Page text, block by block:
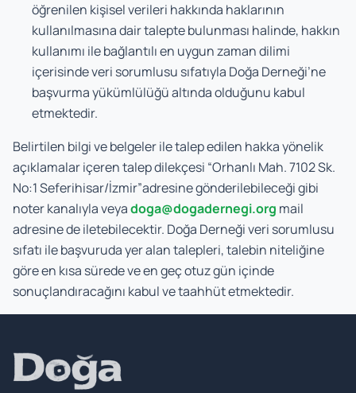
öğrenilen kişisel verileri hakkında haklarının
kullanılmasına dair talepte bulunması halinde, hakkın
kullanımı ile bağlantılı en uygun zaman dilimi
içerisinde veri sorumlusu sıfatıyla Doğa Derneği’ne
başvurma yükümlülüğü altında olduğunu kabul
etmektedir.
Belirtilen bilgi ve belgeler ile talep edilen hakka yönelik
açıklamalar içeren talep dilekçesi “Orhanlı Mah. 7102 Sk.
No:1 Seferihisar/İzmir”adresine gönderilebileceği gibi
noter kanalıyla veyadoga@dogadernegi.org mail
adresine de iletebilecektir. Doğa Derneği veri sorumlusu
sıfatı ile başvuruda yer alan talepleri, talebin niteliğine
göre en kısa sürede ve en geç otuz gün içinde
sonuçlandıracağını kabul ve taahhüt etmektedir.